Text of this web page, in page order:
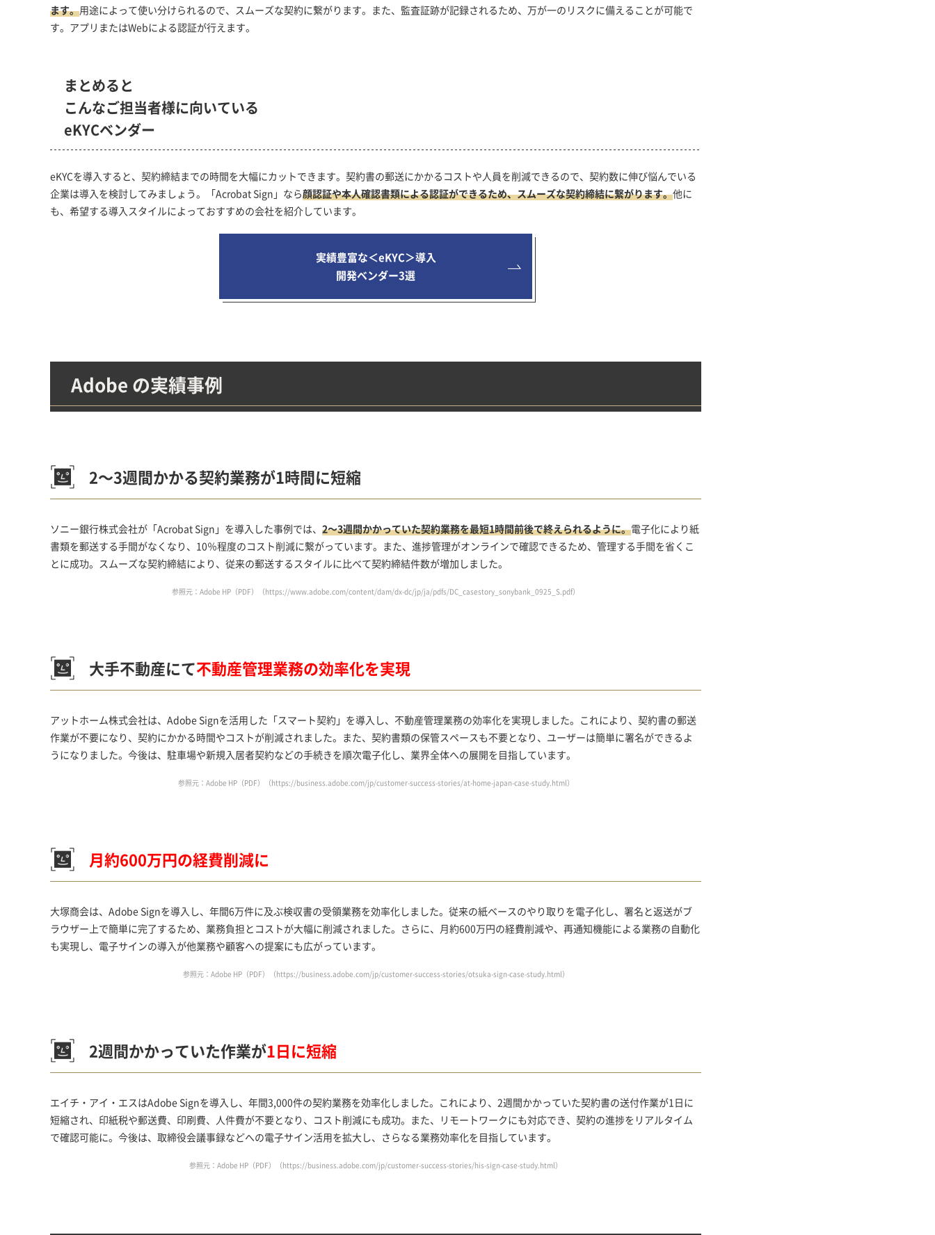
ます。用途によって使い分けられるので、スムーズな契約に繋がります。また、監査証跡が記録されるため、万が一のリスクに備えることが可能で
す。アプリまたはWebによる認証が行えます。
まとめると
こんなご担当者様に向いている
eKYCベンダー
eKYCを導入すると、契約締結までの時間を大幅にカットできます。契約書の郵送にかかるコストや人員を削減できるので、契約数に伸び悩んでいる
企業は導入を検討してみましょう。「Acrobat Sign」なら顔認証や本人確認書類による認証ができるため、スムーズな契約締結に繋がります。他に
も、希望する導入スタイルによっておすすめの会社を紹介しています。
実績豊富な＜eKYC＞導入
開発ベンダー3選
Adobe の実績事例
2～3週間かかる契約業務が1時間に短縮
ソニー銀行株式会社が「Acrobat Sign」を導入した事例では、 2～3週間かかっていた契約業務を最短1時間前後で終えられるように。電子化により紙
書類を郵送する手間がなくなり、10％程度のコスト削減に繋がっています。また、進捗管理がオンラインで確認できるため、管理する手間を省くこ
とに成功。スムーズな契約締結により、従来の郵送するスタイルに比べて契約締結件数が増加しました。
参照元：Adobe HP（PDF）（https://www.adobe.com/content/dam/dx-dc/jp/ja/pdfs/DC_casestory_sonybank_0925_S.pdf）
大手不動産にて不動産管理業務の効率化を実現
アットホーム株式会社は、Adobe Signを活用した「スマート契約」を導入し、不動産管理業務の効率化を実現しました。これにより、契約書の郵送
作業が不要になり、契約にかかる時間やコストが削減されました。また、契約書類の保管スペースも不要となり、ユーザーは簡単に署名ができるよ
うになりました。今後は、駐車場や新規入居者契約などの手続きを順次電子化し、業界全体への展開を目指しています。
参照元：Adobe HP（PDF）（https://business.adobe.com/jp/customer-success-stories/at-home-japan-case-study.html）
月約600万円の経費削減に
大塚商会は、Adobe Signを導入し、年間6万件に及ぶ検収書の受領業務を効率化しました。従来の紙ベースのやり取りを電子化し、署名と返送がブ
ラウザー上で簡単に完了するため、業務負担とコストが大幅に削減されました。さらに、月約600万円の経費削減や、再通知機能による業務の自動化
も実現し、電子サインの導入が他業務や顧客への提案にも広がっています。
参照元：Adobe HP（PDF）（https://business.adobe.com/jp/customer-success-stories/otsuka-sign-case-study.html）
2週間かかっていた作業が1日に短縮
エイチ・アイ・エスはAdobe Signを導入し、年間3,000件の契約業務を効率化しました。これにより、2週間かかっていた契約書の送付作業が1日に
短縮され、印紙税や郵送費、印刷費、人件費が不要となり、コスト削減にも成功。また、リモートワークにも対応でき、契約の進捗をリアルタイム
で確認可能に。今後は、取締役会議事録などへの電子サイン活用を拡大し、さらなる業務効率化を目指しています。
参照元：Adobe HP（PDF）（https://business.adobe.com/jp/customer-success-stories/his-sign-case-study.html）